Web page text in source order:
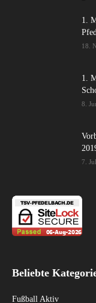
1.
18.
1.
8.
7.
Beliebte
Fußball Aktiv